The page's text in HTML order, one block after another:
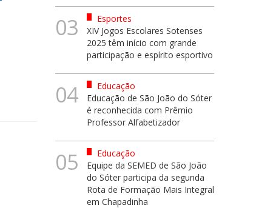
03
Esportes
XIV Jogos Escolares Sotenses
2025 têm início com grande
participação e espírito esportivo
04
Educação
Educação de São João do Sóter
é reconhecida com Prêmio
Professor Alfabetizador
05
Educação
Equipe da SEMED de São João
do Sóter participa da segunda
Rota de Formação Mais Integral
em Chapadinha